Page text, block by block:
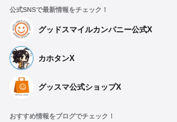
公式SNSで最新情報をチェック！
グッドスマイルカンパニー公式X
カホタンX
グッスマ公式ショップX
おすすめ情報をブログでチェック！